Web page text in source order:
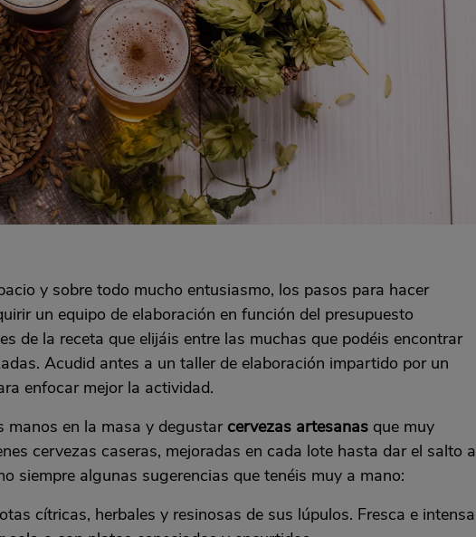
y sobre todo mucho entusiasmo, los pasos para hacer
un equipo de elaboración en función del presupuesto
de la receta que elijáis entre las muchas que podéis encontrar
Acudid antes a un taller de elaboración impartido por un
enfocar mejor la actividad.
manos en la masa y degustar cervezas artesanas que muy
cervezas caseras, mejoradas en cada lote hasta dar el salto a
siempre algunas sugerencias que tenéis muy a mano:
cítricas, herbales y resinosas de sus lúpulos. Fresca e intensa